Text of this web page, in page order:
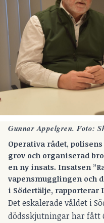
Gunnar Appelgren. Foto:
Operativa rådet,
grov och organiserad
en ny insats. Insatsen
vapensmugglingen och
i Södertälje, rapporterar
Det eskalerade våldet i
dödsskjutningar har fått